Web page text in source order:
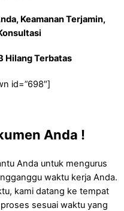
Keamanan Terjamin,
Hilang Terbatas
id=”698″]
Anda !
Anda untuk mengurus
waktu kerja Anda.
kami datang ke tempat
sesuai waktu yang